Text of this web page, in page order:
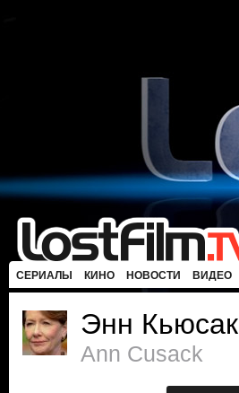
СЕРИАЛЫ КИНО НОВОСТИ ВИДЕО
Энн Кьюсак
Ann Cusack